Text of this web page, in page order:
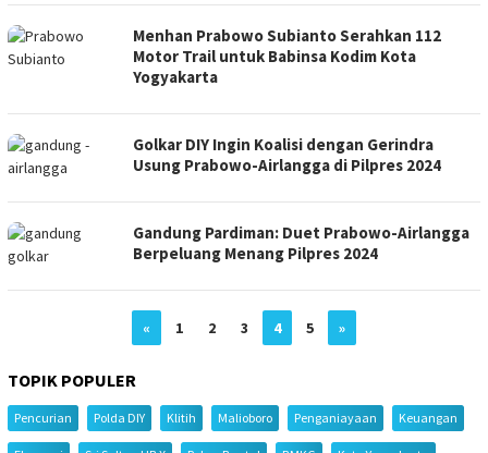
Menhan Prabowo Subianto Serahkan 112
Motor Trail untuk Babinsa Kodim Kota
Yogyakarta
Golkar DIY Ingin Koalisi dengan Gerindra
Usung Prabowo-Airlangga di Pilpres 2024
Gandung Pardiman: Duet Prabowo-Airlangga
Berpeluang Menang Pilpres 2024
« 1 2 3 4 5 »
TOPIK POPULER
Pencurian Polda DIY Klitih Malioboro Penganiayaan Keuangan